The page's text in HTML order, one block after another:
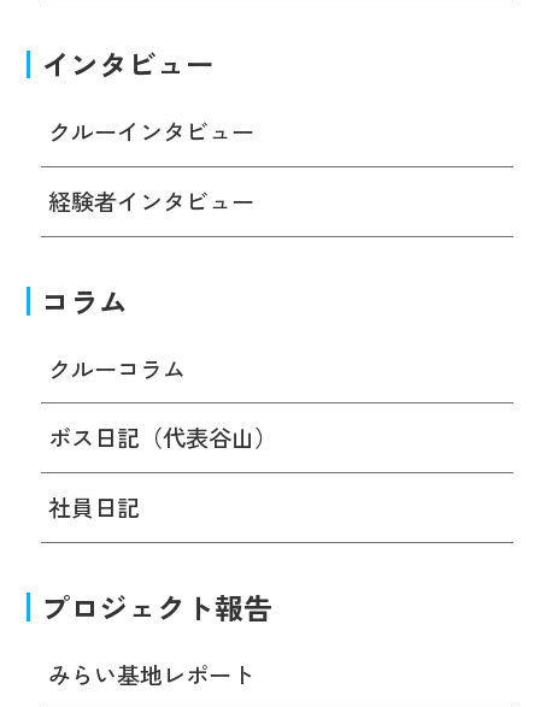
インタビュー
クルーインタビュー
経験者インタビュー
コラム
クルーコラム
ボス日記（代表谷山）
社員日記
プロジェクト報告
みらい基地レポート